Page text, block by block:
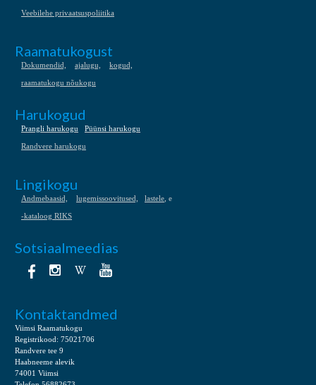
Veebilehe privaatsuspoliitika
Raamatukogust
Dokumendid, ajalugu, kogud,
raamatukogu nõukogu
Harukogud
Prangli harukogu Püünsi harukogu
Randvere harukogu
Lingikogu
Andmebaasid, lugemissoovitused, lastele , e
-kataloog RIKS
Sotsiaalmeedias
Kontaktandmed
Viimsi Raamatukogu
Registrikood: 75021706
Randvere tee 9
Haabneeme alevik
74001 Viimsi